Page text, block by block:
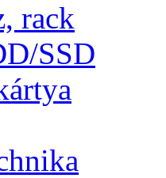
rack
SSD